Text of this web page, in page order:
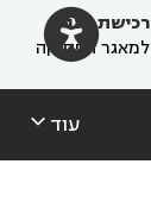

רכישת מנוי
למאגר הפסיקה
עוד 